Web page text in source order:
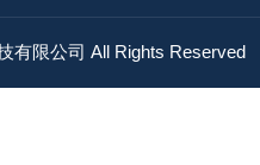
有限公司 All Rights Reserved